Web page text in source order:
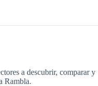
a descubrir, comparar y
Rambla.